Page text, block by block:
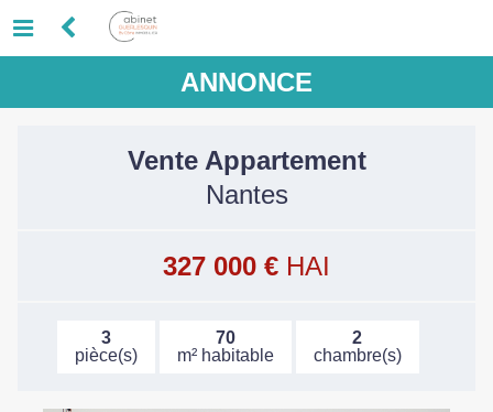
ANNONCE
Vente Appartement
Nantes
327 000 € HAI
3
pièce(s)
70
m² habitable
2
chambre(s)